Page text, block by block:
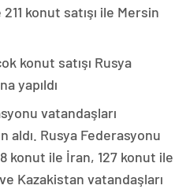
konut satışı ile Mersin
konut satışı Rusya
yapıldı
vatandaşları
aldı. Rusya Federasyonu
konut ile İran, 127 konut ile
Kazakistan vatandaşları